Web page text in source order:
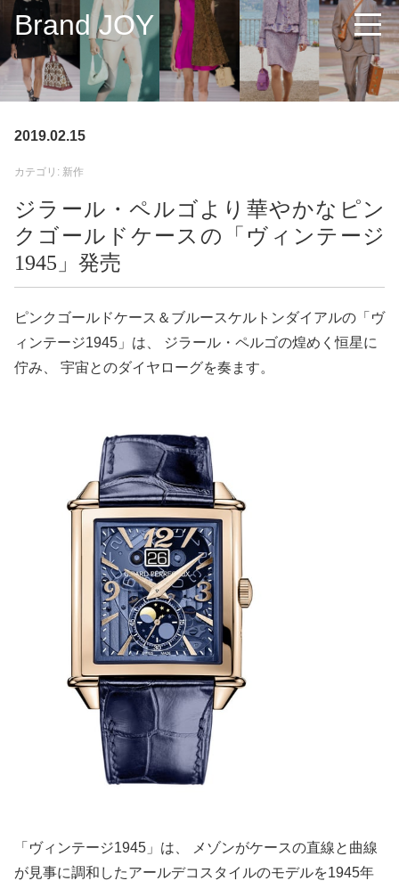
Brand JOY
2019.02.15
カテゴリ: 新作
ジラール・ペルゴより華やかなピン
クゴールドケースの「ヴィンテージ
1945」発売
ピンクゴールドケース＆ブルースケルトンダイアルの「ヴ
ィンテージ1945」は、 ジラール・ペルゴの煌めく恒星に
佇み、 宇宙とのダイヤローグを奏ます。
「ヴィンテージ1945」は、 メゾンがケースの直線と曲線
が見事に調和したアールデコスタイルのモデルを1945年